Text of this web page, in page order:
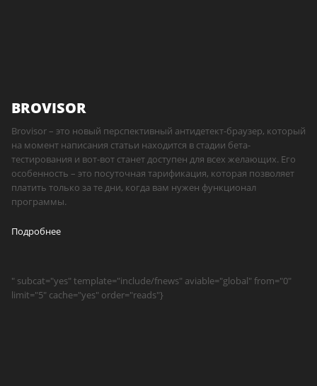
BROVISOR
Brovisor – это новый перспективный антидетект-браузер, который
на момент написания статьи находится в стадии бета-
тестирования и вот-вот станет доступен для всех желающих. Его
особенность – это посуточная тарификация, которая позволяет
платить только за те дни, когда вам нужен функционал
программы.
Подробнее
" subcat="yes" template="include/fnews" aviable="global" from="0"
limit="5" cache="yes" order="reads"}